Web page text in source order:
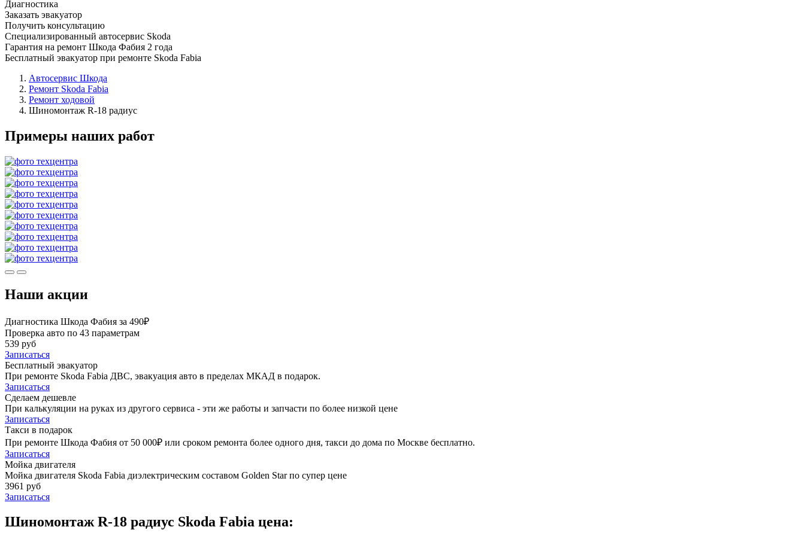
Диагностика
Заказать эвакуатор
Получить консультацию
Специализированный автосервис Skoda
Гарантия на ремонт Шкода Фабия 2 года
Бесплатный эвакуатор при ремонте Skoda Fabia
Автосервис Шкода
Ремонт Skoda Fabia
Ремонт ходовой
Шиномонтаж R-18 радиус
Примеры наших работ
Наши акции
Диагностика Шкода Фабия за 490₽
Проверка авто по 43 параметрам
539 руб
Записаться
Бесплатный эвакуатор
При ремонте Skoda Fabia ДВС, эвакуация авто в пределах МКАД в подарок.
Записаться
Сделаем дешевле
При калькуляции на руках из другого сервиса - эти же работы и запчасти по более низкой цене
Записаться
Такси в подарок
При ремонте Шкода Фабия от 50 000₽ или сроком ремонта более одного дня, такси до дома по Москве бесплатно.
Записаться
Мойка двигателя
Мойка двигателя Skoda Fabia диэлектрическим составом Golden Star по супер цене
3961 руб
Записаться
Шиномонтаж R-18 радиус Skoda Fabia цена: